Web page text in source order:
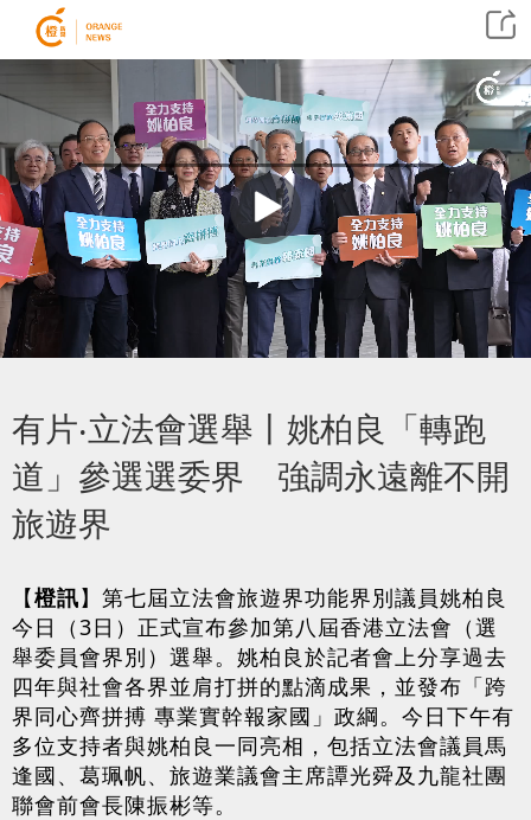
有片‧立法會選舉丨姚柏良「轉跑
道」參選選委界 強調永遠離不開
旅遊界
【橙訊】第七屆立法會旅遊界功能界別議員姚柏良
今日（3日）正式宣布參加第八屆香港立法會（選
舉委員會界別）選舉。姚柏良於記者會上分享過去
四年與社會各界並肩打拼的點滴成果，並發布「跨
界同心齊拼搏 專業實幹報家國」政綱。今日下午有
多位支持者與姚柏良一同亮相，包括立法會議員馬
逢國、葛珮帆、旅遊業議會主席譚光舜及九龍社團
聯會前會長陳振彬等。